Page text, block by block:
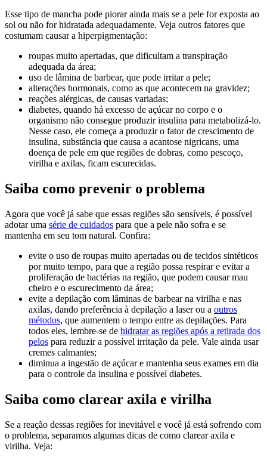
Esse tipo de mancha pode piorar ainda mais se a pele for exposta ao
sol ou não for hidratada adequadamente. Veja outros fatores que
costumam causar a hiperpigmentação:
roupas muito apertadas, que dificultam a transpiração
adequada da área;
uso de lâmina de barbear, que pode irritar a pele;
alterações hormonais, como as que acontecem na gravidez;
reações alérgicas, de causas variadas;
diabetes, quando há excesso de açúcar no corpo e o
organismo não consegue produzir insulina para metabolizá-lo.
Nesse caso, ele começa a produzir o fator de crescimento de
insulina, substância que causa a acantose nigricans, uma
doença de pele em que regiões de dobras, como pescoço,
virilha e axilas, ficam escurecidas.
Saiba como prevenir o problema
Agora que você já sabe que essas regiões são sensíveis, é possível
adotar uma série de cuidados para que a pele não sofra e se
mantenha em seu tom natural. Confira:
evite o uso de roupas muito apertadas ou de tecidos sintéticos
por muito tempo, para que a região possa respirar e evitar a
proliferação de bactérias na região, que podem causar mau
cheiro e o escurecimento da área;
evite a depilação com lâminas de barbear na virilha e nas
axilas, dando preferência à depilação a laser ou a outros
métodos, que aumentem o tempo entre as depilações. Para
todos eles, lembre-se de hidratar as regiões após a retirada dos
pelos para reduzir a possível irritação da pele. Vale ainda usar
cremes calmantes;
diminua a ingestão de açúcar e mantenha seus exames em dia
para o controle da insulina e possível diabetes.
Saiba como clarear axila e virilha
Se a reação dessas regiões for inevitável e você já está sofrendo com
o problema, separamos algumas dicas de como clarear axila e
virilha. Veja: